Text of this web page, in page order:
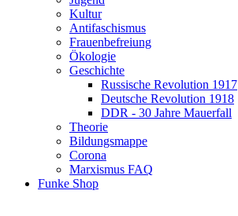
Kultur
Antifaschismus
Frauenbefreiung
Ökologie
Geschichte
Russische Revolution 1917
Deutsche Revolution 1918
DDR - 30 Jahre Mauerfall
Theorie
Bildungsmappe
Corona
Marxismus FAQ
Funke Shop